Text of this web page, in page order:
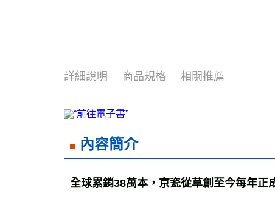
詳細說明 商品規格 相關推薦
內容簡介
全球累銷38萬本，京瓷從草創至今每年正